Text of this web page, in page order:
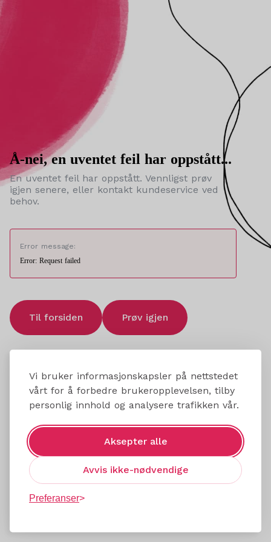
Vi bruker informasjonskapsler på nettstedet
vårt for å forbedre brukeropplevelsen, tilby
personlig innhold og analysere trafikken vår.
Aksepter alle
Avvis ikke-nødvendige
Preferanser
Å-nei, en uventet feil har oppstått...
En uventet feil har oppstått. Vennligst prøv
igjen senere, eller kontakt kundeservice ved
behov.
Error message:
Error: Request failed
Til forsiden Prøv igjen